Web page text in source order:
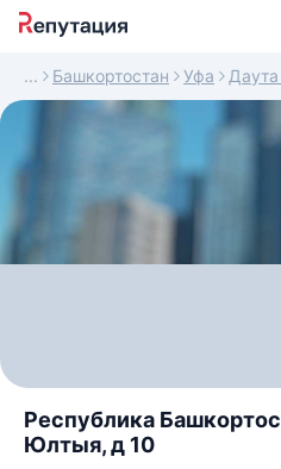
Башкортостан Уфа
Республика
Юлтыя, д 10